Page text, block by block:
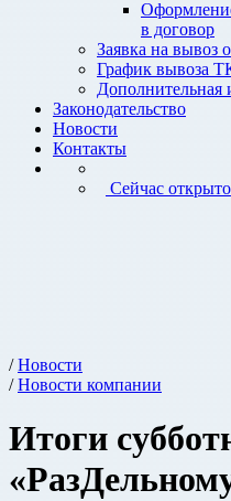
в договор
Заявка на вывоз
График вывоза
Дополнительная
Законодательство
Новости
Контакты
Сейчас открыто
/Новости
/Новости компании
Итоги